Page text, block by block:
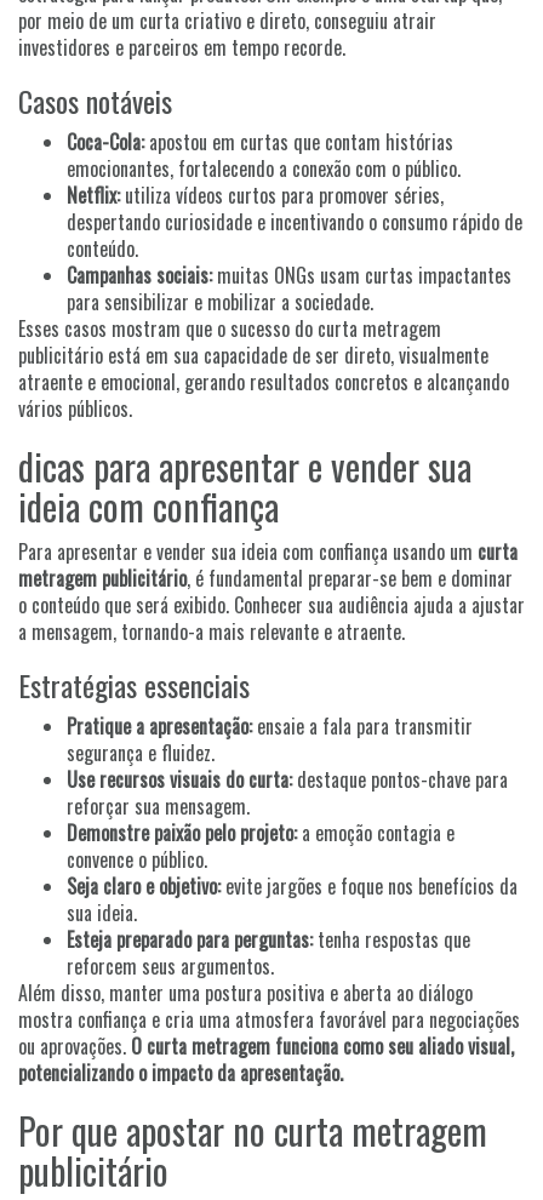
por meio de um curta criativo e direto, conseguiu atrair
investidores e parceiros em tempo recorde.
Casos notáveis
Coca-Cola:apostou em curtas que contam histórias
emocionantes, fortalecendo a conexão com o público.
Netflix:utiliza vídeos curtos para promover séries,
despertando curiosidade e incentivando o consumo rápido de
conteúdo.
Campanhas sociais:muitas ONGs usam curtas impactantes
para sensibilizar e mobilizar a sociedade.
Esses casos mostram que o sucesso do curta metragem
publicitário está em sua capacidade de ser direto, visualmente
atraente e emocional, gerando resultados concretos e alcançando
vários públicos.
dicas para apresentar e vender sua
ideia com confiança
Para apresentar e vender sua ideia com confiança usando um curta
metragem publicitário, é fundamental preparar-se bem e dominar
o conteúdo que será exibido. Conhecer sua audiência ajuda a ajustar
a mensagem, tornando-a mais relevante e atraente.
Estratégias essenciais
Pratique a apresentação:ensaie a fala para transmitir
segurança e fluidez.
Use recursos visuais do curta:destaque pontos-chave para
reforçar sua mensagem.
Demonstre paixão pelo projeto:a emoção contagia e
convence o público.
Seja claro e objetivo:evite jargões e foque nos benefícios da
sua ideia.
Esteja preparado para perguntas:tenha respostas que
reforcem seus argumentos.
Além disso, manter uma postura positiva e aberta ao diálogo
mostra confiança e cria uma atmosfera favorável para negociações
ou aprovações. O curta metragem funciona como seu aliado visual,
potencializando o impacto da apresentação.
Por que apostar no curta metragem
publicitário